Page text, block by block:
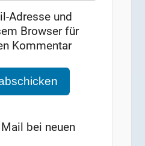
Adresse und
Browser für
Kommentar
bei neuen